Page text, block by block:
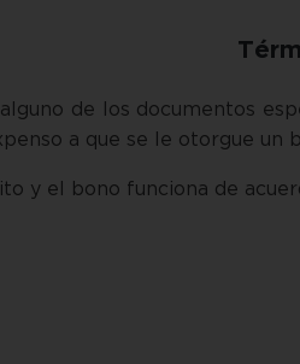
de los documentos
a que se le otorgue
y el bono funciona de